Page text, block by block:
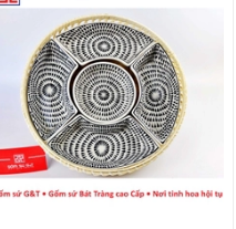
cao, được tạo thủ công bởi
văn hóa Việt Nam, với họa
tâm huyết, mang đến cho gia
để trang trí không gian sống.